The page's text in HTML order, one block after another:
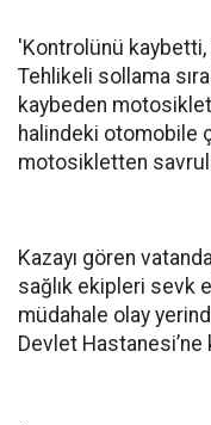
'Kontrolünü kaybetti,
Tehlikeli sollama
kaybeden
halindeki otomobile
motosikletten
Kazayı gören
sağlık ekipleri sevk
müdahale olay
Devlet Hastanesi’ne